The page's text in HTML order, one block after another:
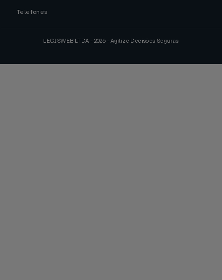
Telefones
LEGISWEB LTDA - 2026 - Agilize Decisões Seguras